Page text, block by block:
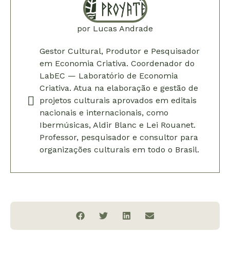
por Lucas Andrade
Gestor Cultural, Produtor e Pesquisador
em Economia Criativa. Coordenador do
LabEC — Laboratório de Economia
Criativa. Atua na elaboração e gestão de
projetos culturais aprovados em editais
nacionais e internacionais, como
Ibermúsicas, Aldir Blanc e Lei Rouanet.
Professor, pesquisador e consultor para
organizações culturais em todo o Brasil.